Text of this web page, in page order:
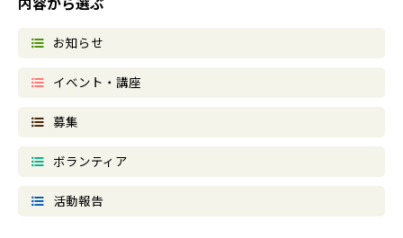
お知らせ
イベント・講座
募集
ボランティア
活動報告